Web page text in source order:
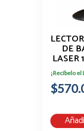
DE
LASER
¡Recíbelo el